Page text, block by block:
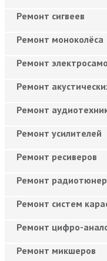
Ремонт сигвеев
Ремонт моноколёса
Ремонт
Ремонт
Ремонт
Ремонт усилителей
Ремонт ресиверов
Ремонт
Ремонт систем
Ремонт цифро-
Ремонт микшеров